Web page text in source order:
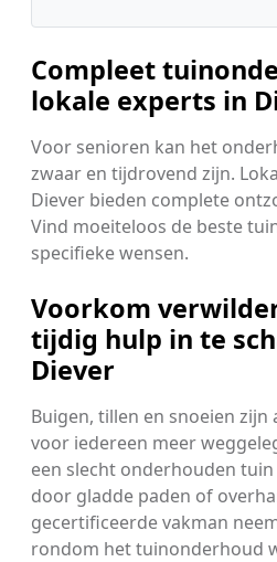
Compleet
lokale experts in
Voor senioren kan het
zwaar en tijdrovend zijn.
Diever bieden complete
Vind moeiteloos de beste
specifieke wensen.
Voorkom
tijdig hulp in te
Diever
Buigen, tillen en snoeien
voor iedereen meer
een slecht onderhouden
door gladde paden of
gecertificeerde vakman
rondom het tuinonderhoud